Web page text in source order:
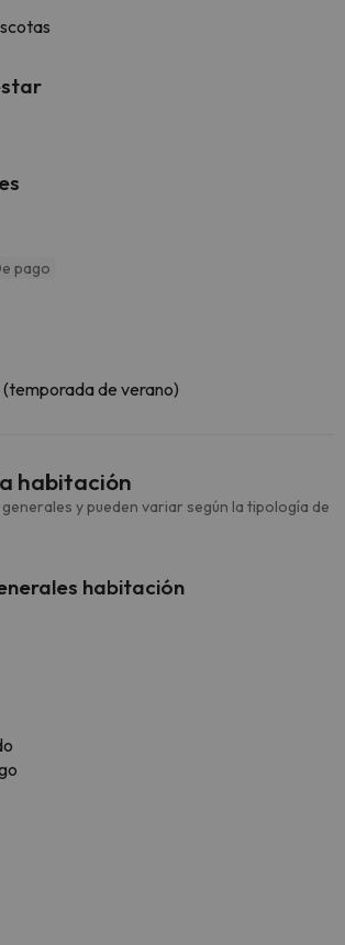
pago
(temporada de verano)
habitación
y pueden variar según la tipología de
habitación